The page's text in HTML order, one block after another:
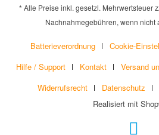
* Alle Preise inkl. gesetzl. Mehrwertsteuer
Nachnahmegebühren, wenn nicht
Batterieverordnung Cookie-
Hilfe / Support
Kontakt
Versand
Widerrufsrecht
Datenschutz
Realisiert mit